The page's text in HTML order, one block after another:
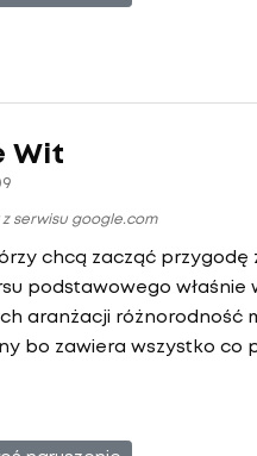
Wit
serwisu google.com
chcą zacząć
podstawowego właśnie
aranżacji różnorodność
bo zawiera wszystko co